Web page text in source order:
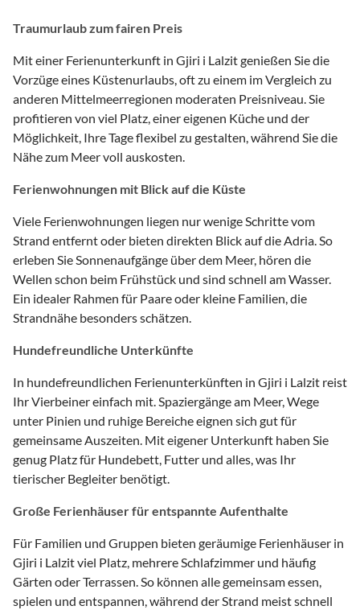
Traumurlaub zum fairen Preis
Mit einer Ferienunterkunft in Gjiri i Lalzit genießen Sie die
Vorzüge eines Küstenurlaubs, oft zu einem im Vergleich zu
anderen Mittelmeerregionen moderaten Preisniveau. Sie
profitieren von viel Platz, einer eigenen Küche und der
Möglichkeit, Ihre Tage flexibel zu gestalten, während Sie die
Nähe zum Meer voll auskosten.
Ferienwohnungen mit Blick auf die Küste
Viele Ferienwohnungen liegen nur wenige Schritte vom
Strand entfernt oder bieten direkten Blick auf die Adria. So
erleben Sie Sonnenaufgänge über dem Meer, hören die
Wellen schon beim Frühstück und sind schnell am Wasser.
Ein idealer Rahmen für Paare oder kleine Familien, die
Strandnähe besonders schätzen.
Hundefreundliche Unterkünfte
In hundefreundlichen Ferienunterkünften in Gjiri i Lalzit reist
Ihr Vierbeiner einfach mit. Spaziergänge am Meer, Wege
unter Pinien und ruhige Bereiche eignen sich gut für
gemeinsame Auszeiten. Mit eigener Unterkunft haben Sie
genug Platz für Hundebett, Futter und alles, was Ihr
tierischer Begleiter benötigt.
Große Ferienhäuser für entspannte Aufenthalte
Für Familien und Gruppen bieten geräumige Ferienhäuser in
Gjiri i Lalzit viel Platz, mehrere Schlafzimmer und häufig
Gärten oder Terrassen. So können alle gemeinsam essen,
spielen und entspannen, während der Strand meist schnell